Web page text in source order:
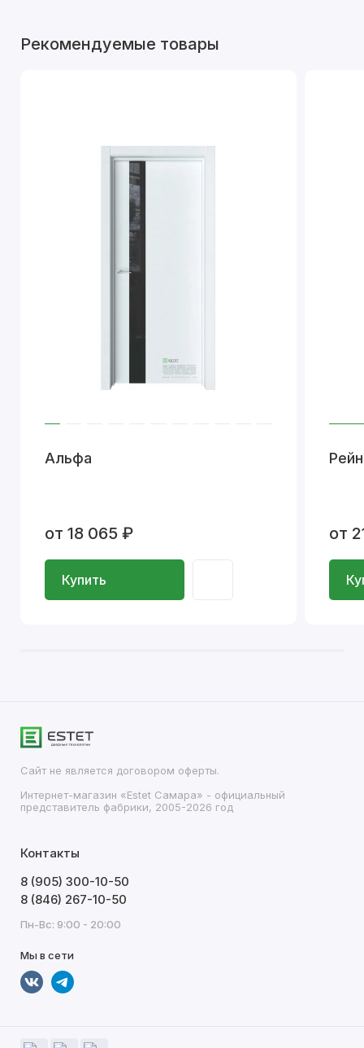
Рекомендуемые товары
Альфа
от 18 065 ₽
Купить
Рейн
от
Сайт не является договором оферты.
Интернет-магазин «Estet Самара» - официальный
представитель фабрики, 2005-2026 год
Контакты
8 (905) 300-10-50
8 (846) 267-10-50
Пн-Вс: 9:00 - 20:00
Мы в сети